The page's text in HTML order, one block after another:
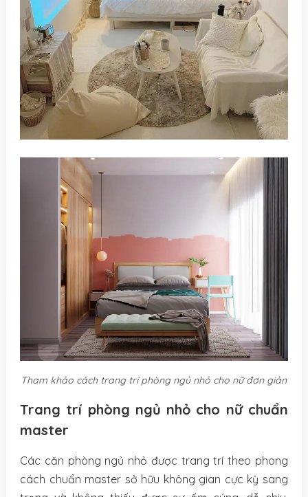
Tham khảo cách trang trí phòng ngủ nhỏ cho nữ đơn giản
Trang trí phòng ngủ nhỏ cho nữ chuẩn
master
Các căn phòng ngủ nhỏ được trang trí theo phong
cách chuẩn master sở hữu không gian cực kỳ sang